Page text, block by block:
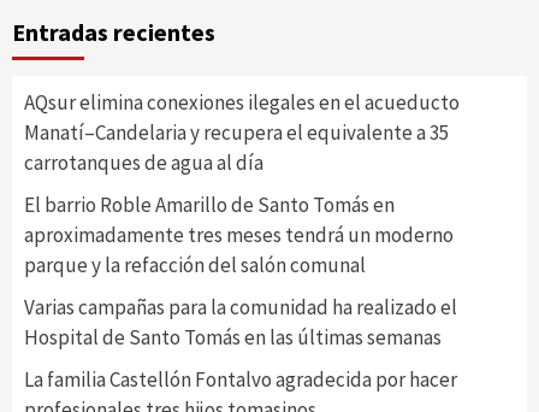
Entradas recientes
AQsur elimina conexiones ilegales en el acueducto
Manatí–Candelaria y recupera el equivalente a 35
carrotanques de agua al día
El barrio Roble Amarillo de Santo Tomás en
aproximadamente tres meses tendrá un moderno
parque y la refacción del salón comunal
Varias campañas para la comunidad ha realizado el
Hospital de Santo Tomás en las últimas semanas
La familia Castellón Fontalvo agradecida por hacer